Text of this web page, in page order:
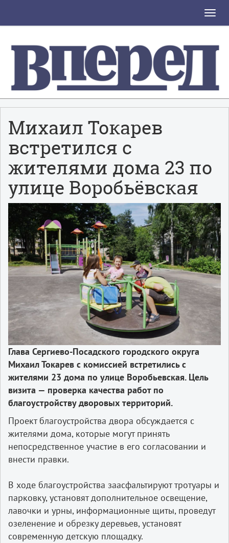
Toggle
Михаил Токарев
встретился с
жителями дома 23 по
улице Воробьёвская
Глава Сергиево-Посадского городского округа
Михаил Токарев с комиссией встретились с
жителями 23 дома по улице Воробьевская. Цель
визита — проверка качества работ по
благоустройству дворовых территорий.
Проект благоустройства двора обсуждается с
жителями дома, которые могут принять
непосредственное участие в его согласовании и
внести правки.
В ходе благоустройства заасфальтируют тротуары и
парковку, установят дополнительное освещение,
лавочки и урны, информационные щиты, проведут
озеленение и обрезку деревьев, установят
современную детскую площадку.